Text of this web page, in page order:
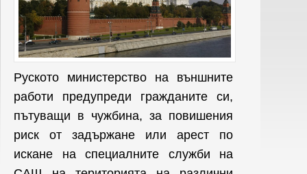
Руското министерство на външните
работи предупреди гражданите си,
пътуващи в чужбина, за повишения
риск от задържане или арест по
искане на специалните служби на